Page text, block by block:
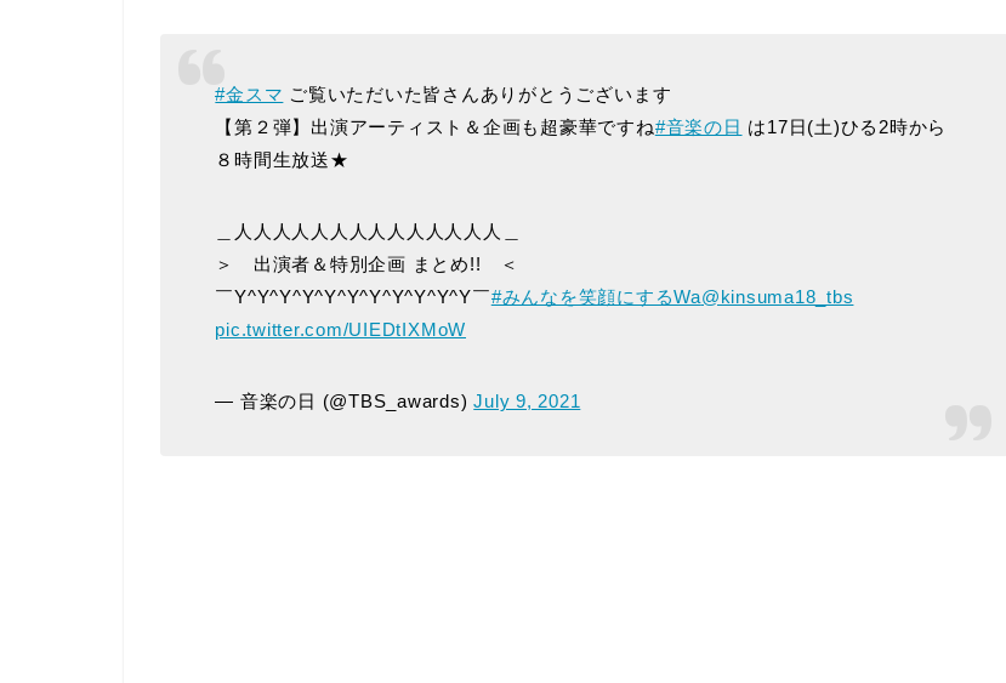
#金スマ ご覧いただいた皆さんありがとうございます
【第２弾】出演アーティスト＆企画も超豪華ですね#音楽の日 は17日(土)ひる2時から
８時間生放送★
＿人人人人人人人人人人人人人人＿
＞ 出演者＆特別企画 まとめ!! ＜
￣Y^Y^Y^Y^Y^Y^Y^Y^Y^Y^Y￣#みんなを笑顔にするWa@kinsuma18_tbs
pic.twitter.com/UIEDtIXMoW
— 音楽の日 (@TBS_awards)July 9, 2021